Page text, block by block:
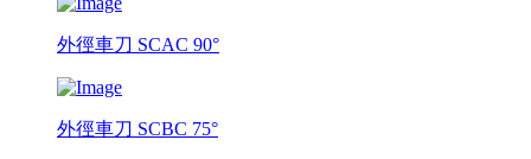
外徑車刀 SCAC 90°
外徑車刀 SCBC 75°